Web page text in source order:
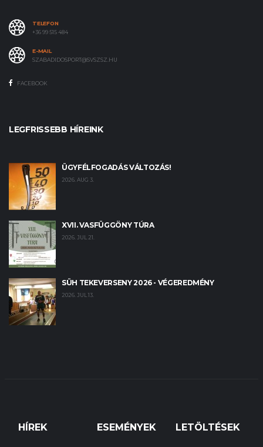
TELEFON
+36 99 515 484
E-MAIL
SZABADIDOSPORT@SVSZSZ.HU
FACEBOOK
LEGFRISSEBB HÍREINK
ÜGYFÉLFOGADÁS VÁLTOZÁS!
2026. AUG 3.
XVII. VASFÜGGÖNY TÚRA
2026. JUL 21.
SÜH TEKEVERSENY 2026 - VÉGEREDMÉNY
2026. JUL 13.
HÍREK ESEMÉNYEK LETÖLTÉSEK